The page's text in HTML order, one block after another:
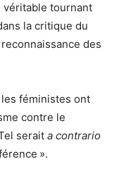
véritable tournant
la critique du
des
les féministes ont
contre le
serait a contrario
».